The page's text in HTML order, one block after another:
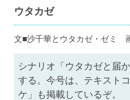
ウタカゼ
文■沙千華とウタカゼ・ゼミ
シナリオ「ウタカゼと届
する。今号は、テキスト
ケ」も掲載しているぞ。